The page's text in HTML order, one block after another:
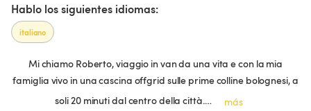
Hablo los siguientes idiomas:
italiano
Mi chiamo Roberto, viaggio in van da una vita e con la mia
famiglia vivo in una cascina offgrid sulle prime colline bolognesi, a
soli 20 minuti dal centro della città.…
más